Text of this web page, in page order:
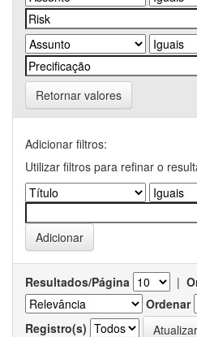
Retornar valores
Adicionar filtros:
Utilizar filtros para refinar o
Resultados/Página |
Ordenar
Registro(s)